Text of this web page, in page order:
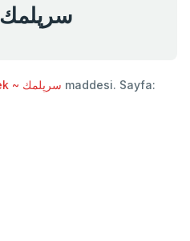
serpilmek ~ سرپلمك
serpilmek ~ سرپلمك maddesi. Sayfa: